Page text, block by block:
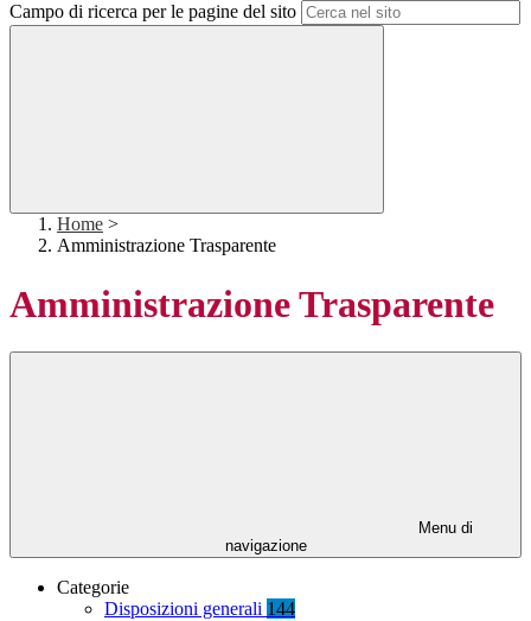
Campo di ricerca per le pagine del sito
Home >
Amministrazione Trasparente
Amministrazione Trasparente
Menu di
navigazione
Categorie
Disposizioni generali 144